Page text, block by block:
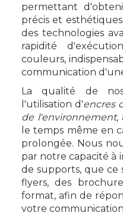
permettant
précis et
des technologies
rapidité
couleurs,
communication
La qualité de
l'utilisation d'encres
de l'environnement,
le temps même en
prolongée. Nous
par notre capacité à
de supports, que ce
flyers, des
format, afin de
votre